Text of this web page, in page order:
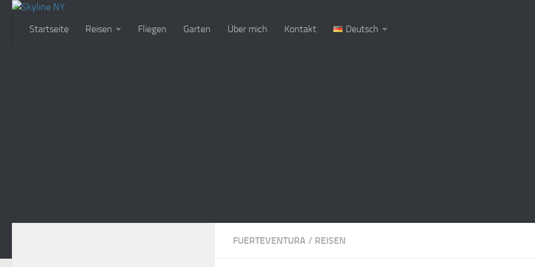
Startseite
Reisen Fliegen Garten Über mich Kontakt Deutsch
FUERTEVENTURA / REISEN